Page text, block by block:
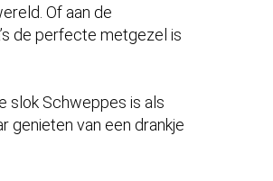
Of aan de
de perfecte metgezel is
slok Schweppes is als
genieten van een drankje